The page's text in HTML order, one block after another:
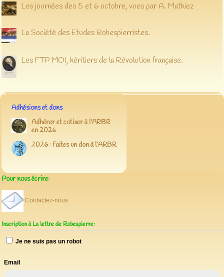
Les journées des 5 et 6 octobre, vues par A. Mathiez
La Société des Etudes Robespierristes.
Les FTP MOI, héritiers de la Révolution française.
Adhésions et dons
Adhérer et cotiser à l’ARBR
en 2026
2026 : Faites un don à l’ARBR
Pour nous écrire:
Contactez-nous
Inscription à La lettre de Robespierre:
Je ne suis pas un robot
Email